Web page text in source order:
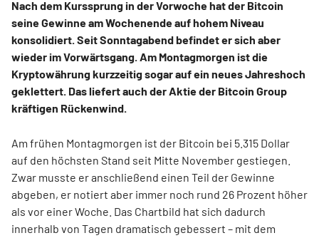
Nach dem Kurssprung in der Vorwoche hat der Bitcoin
seine Gewinne am Wochenende auf hohem Niveau
konsolidiert. Seit Sonntagabend befindet er sich aber
wieder im Vorwärtsgang. Am Montagmorgen ist die
Kryptowährung kurzzeitig sogar auf ein neues Jahreshoch
geklettert. Das liefert auch der Aktie der Bitcoin Group
kräftigen Rückenwind.
Am frühen Montagmorgen ist der Bitcoin bei 5.315 Dollar
auf den höchsten Stand seit Mitte November gestiegen.
Zwar musste er anschließend einen Teil der Gewinne
abgeben, er notiert aber immer noch rund 26 Prozent höher
als vor einer Woche. Das Chartbild hat sich dadurch
innerhalb von Tagen dramatisch gebessert – mit dem